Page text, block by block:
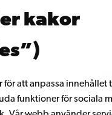
kakor
att anpassa innehållet
funktioner för sociala
Akademis